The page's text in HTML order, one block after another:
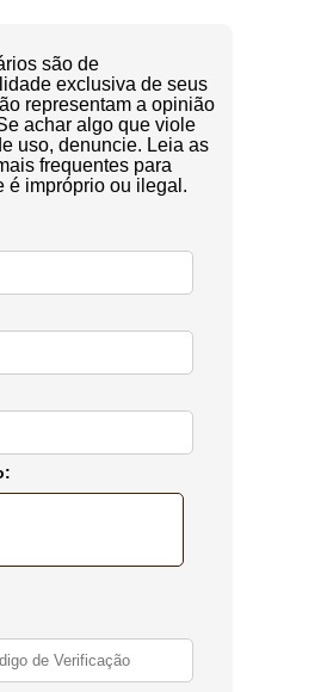
são de
exclusiva de seus
representam a opinião
achar algo que viole
uso, denuncie. Leia as
frequentes para
é impróprio ou ilegal.